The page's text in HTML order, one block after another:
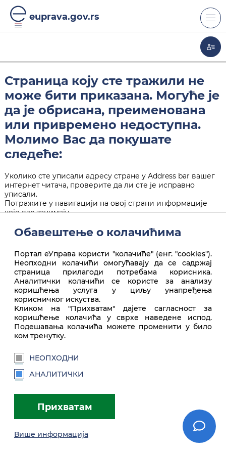
euprava.gov.rs
Страница коју сте тражили не
може бити приказана. Могуће је
да је обрисана, преименована
или привремено недоступна.
Молимо Вас да покушате
следеће:
Уколико сте уписали адресу стране у Address bar вашег
интернет читача, проверите да ли сте је исправно
уписали.
Потражите у навигацији на овој страни информације
које вас занимају.
Врх стране
euprava.gov.rs
Услови коришћења
Обавештење о колачићима
Портал еУправа користи "колачиће" (енг. "cookies").
Неопходни колачићи омогућавају да се садржај
страница прилагоди потребама корисника.
Аналитички колачићи се користе за анализу
коришћења услуга у циљу унапређења
корисничког искуства.
Kликом на "Прихватам" дајете сагласност за
коришћење колачића у сврхе наведене испод.
Подешавања колачића можете променити у било
ком тренутку.
НЕОПХОДНИ
АНАЛИТИЧКИ
Прихватам
Више информација